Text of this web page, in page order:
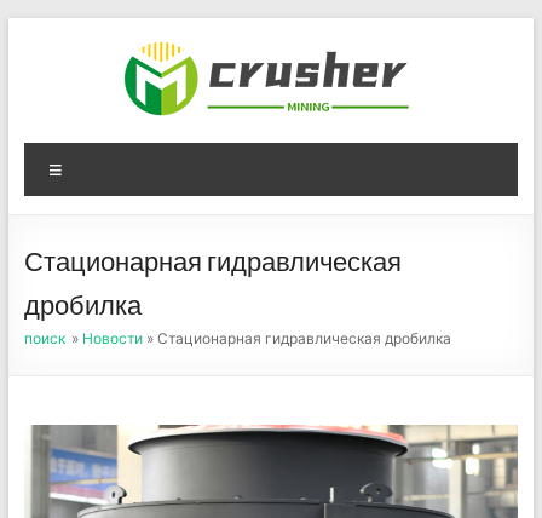
Оборудование для
дробления угля,
измельчения печного
порошка
Стационарная гидравлическая
дробилка
поиск » Новости» Стационарная гидравлическая дробилка